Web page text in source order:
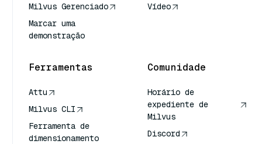
Milvus Gerenciado
Marcar uma
demonstração
Vídeo
Ferramentas
Attu
Milvus CLI
Ferramenta de
dimensionamento
Comunidade
Horário de
expediente de
Milvus
Discord